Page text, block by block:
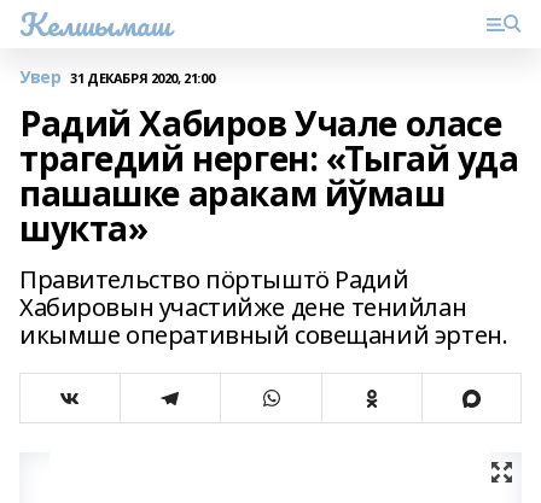
Келшымаш
Увер 31 ДЕКАБРЯ 2020, 21:00
Радий Хабиров Учале оласе
трагедий нерген: «Тыгай уда
пашашке аракам йўмаш
шукта»
Правительство пӧртыштӧ Радий
Хабировын участийже дене тенийлан
икымше оперативный совещаний эртен.